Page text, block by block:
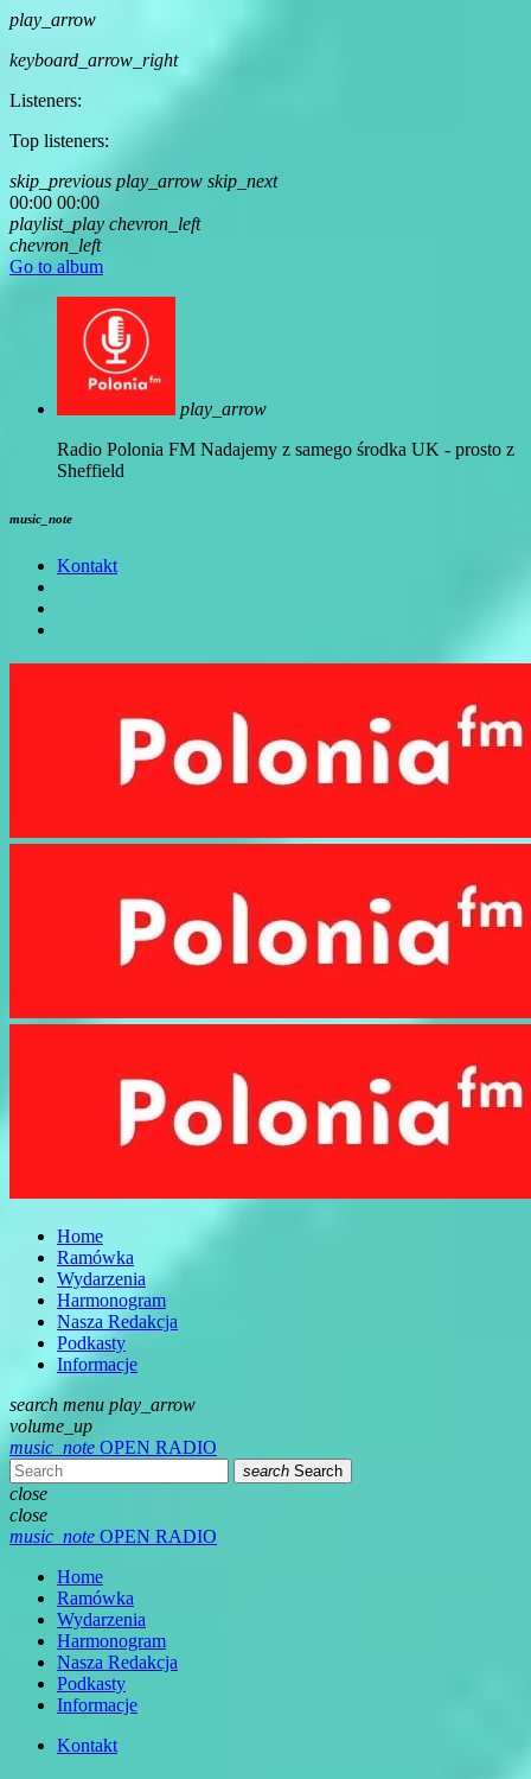
play_arrow
keyboard_arrow_right
Listeners:
Top listeners:
skip_previous play_arrow skip_next
00:00 00:00
playlist_play chevron_left
chevron_left
Go to album
play_arrow
Radio Polonia FM Nadajemy z samego środka UK - prosto z
Sheffield
music_note
Kontakt
Home
Ramówka
Wydarzenia
Harmonogram
Nasza Redakcja
Podkasty
Informacje
search menu play_arrow
volume_up
music_note OPEN RADIO
search Search
close
close
music_note OPEN RADIO
Home
Ramówka
Wydarzenia
Harmonogram
Nasza Redakcja
Podkasty
Informacje
Kontakt